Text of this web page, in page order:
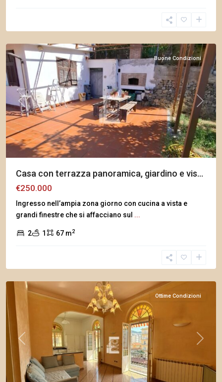
Taggia
Previous Next
Buone Condizioni
Casa con terrazza panoramica, giardino e vis...
€250.000
Ingresso nell’ampia zona giorno con cucina a vista e
grandi finestre che si affacciano sul ...
2 1 67 m2
Taggia
Previous Next
Ottime Condizioni